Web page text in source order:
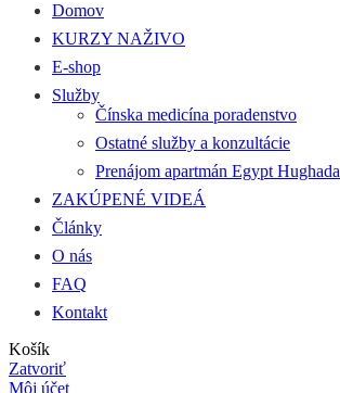
Domov
KURZY NAŽIVO
E-shop
Služby
Čínska medicína poradenstvo
Ostatné služby a konzultácie
Prenájom apartmán Egypt Hughada
ZAKÚPENÉ VIDEÁ
Články
O nás
FAQ
Kontakt
Košík
Zatvoriť
Môj účet